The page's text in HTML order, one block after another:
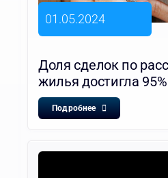
01.05.2024
Доля сделок по
жилья достигла 95%
Подробнее